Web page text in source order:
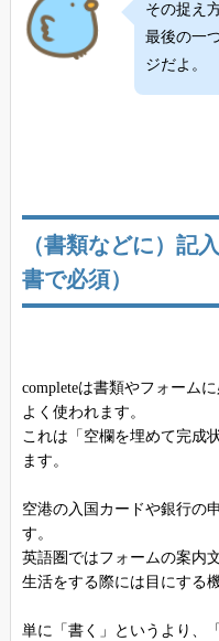
その捉え
最後の一
ジだよ。
（書類などに）記
書で必須）
completeは書類やフォーム
よく使われます。
これは「空欄を埋めて完成
ます。
空港の入国カードや銀行の
す。
英語圏ではフォームの案内
生活をする際には目にする
単に「書く」というより、